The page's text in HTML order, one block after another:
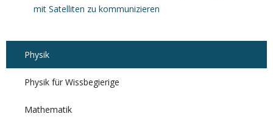
mit Satelliten zu kommunizieren
Physik
Physik für Wissbegierige
Mathematik